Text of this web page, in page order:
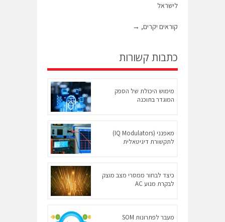
לישראל
קוראים יקרים, →
כתבות קשורות
מימוש היכולת של הספק
המוגדר בתוכנה
מאפנני (IQ Modulators)
לתקשורת דיגיטאלית
כיצד לבחור ממסרי מצב מוצק
לבקרת מנוע AC
מעבר לפתרונות SOM